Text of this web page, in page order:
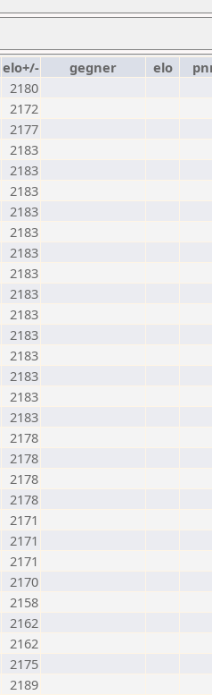
elo+/- gegner elo
2180
2172
2177
2183
2183
2183
2183
2183
2183
2183
2183
2183
2183
2183
2183
2183
2183
2178
2178
2178
2178
2171
2171
2171
2170
2158
2162
2162
2175
2189